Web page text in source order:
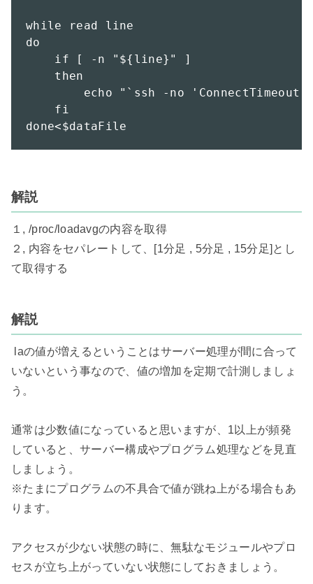
while read line
do
    if [ -n "${line}" ]
    then
echo "`ssh -no 'ConnectTimeout
    fi
done<$dataFile
解説
１, /proc/loadavgの内容を取得
２, 内容をセパレートして、[1分足 , 5分足 , 15分足]とし
て取得する
解説
いないという事なので、値の増加を定期で計測しましょ
う。
通常は少数値になっていると思いますが、1以上が頻発
していると、サーバー構成やプログラム処理などを見直
しましょう。
※たまにプログラムの不具合で値が跳ね上がる場合もあ
ります。
アクセスが少ない状態の時に、無駄なモジュールやプロ
セスが立ち上がっていない状態にしておきましょう。